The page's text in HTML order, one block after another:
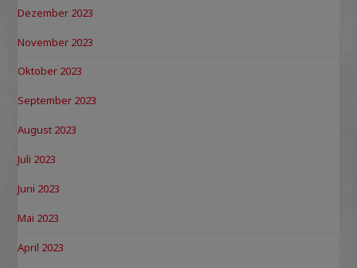
Dezember 2023
November 2023
Oktober 2023
September 2023
August 2023
Juli 2023
Juni 2023
Mai 2023
April 2023